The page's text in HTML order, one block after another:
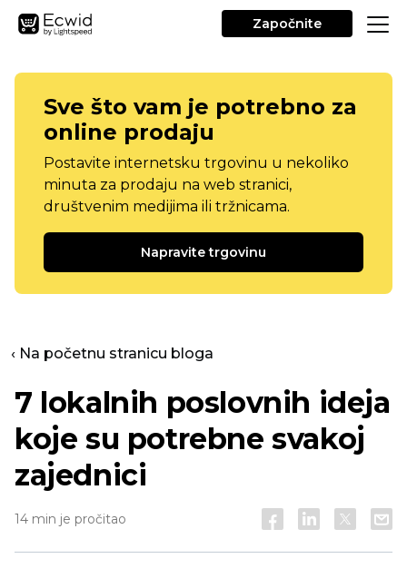
Započnite
Sve što vam je potrebno za
online prodaju
Postavite internetsku trgovinu u nekoliko
minuta za prodaju na web stranici,
društvenim medijima ili tržnicama.
Napravite trgovinu
‹ Na početnu stranicu bloga
7 lokalnih poslovnih ideja
koje su potrebne svakoj
zajednici
14 min je pročitao